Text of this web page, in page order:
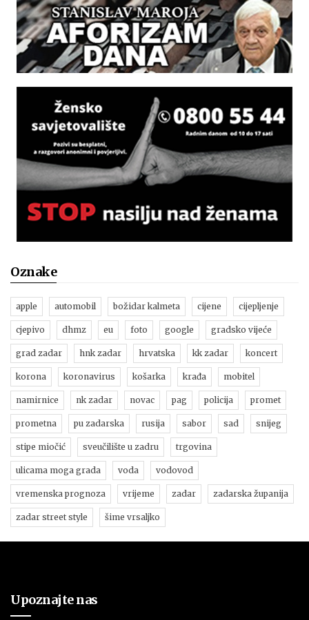
Oznake
apple automobil božidar kalmeta cijene cijepljenje
cjepivo dhmz eu foto google gradsko vijeće
grad zadar hnk zadar hrvatska kk zadar koncert
korona koronavirus košarka krađa mobitel
namirnice nk zadar novac pag policija promet
prometna pu zadarska rusija sabor sad snijeg
stipe miočić sveučilište u zadru trgovina
ulicama moga grada voda vodovod
vremenska prognoza vrijeme zadar zadarska županija
zadar street style šime vrsaljko
Upoznajte nas